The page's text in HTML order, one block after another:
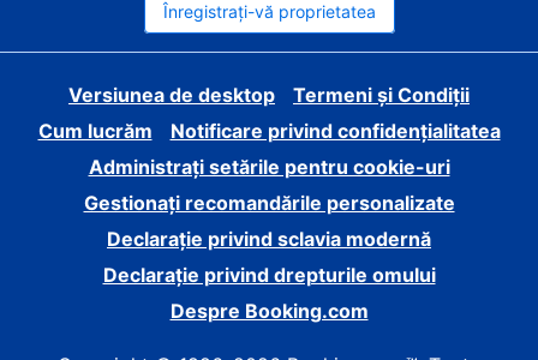
Înregistrați-vă proprietatea
Versiunea de desktop
Termeni și Condiții
Cum lucrăm
Notificare privind confidențialitatea
Administrați setările pentru cookie-uri
Gestionați recomandările personalizate
Declarație privind sclavia modernă
Declarație privind drepturile omului
Despre Booking.com